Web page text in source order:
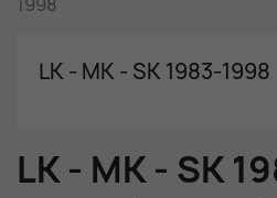
LK - MK - SK 1983-1998
LK - MK - SK